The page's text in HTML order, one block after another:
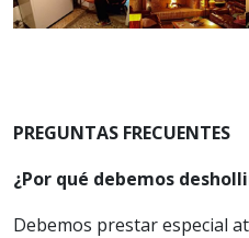
PREGUNTAS FRECUENTES
¿Por qué debemos
Debemos prestar especial